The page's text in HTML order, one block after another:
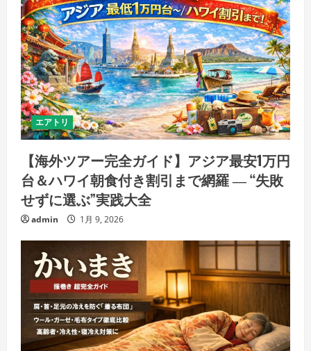
エアトリ
【海外ツアー完全ガイド】アジア最安1万円
台＆ハワイ朝食付き割引まで網羅 ― “失敗
せずに選ぶ”実践大全
admin 1月 9, 2026